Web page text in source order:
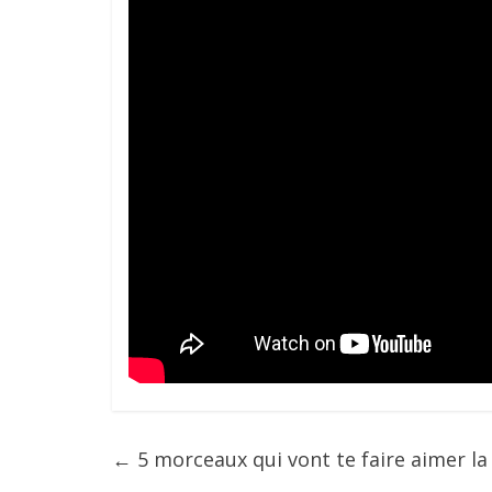
← 5 morceaux qui vont te faire aimer